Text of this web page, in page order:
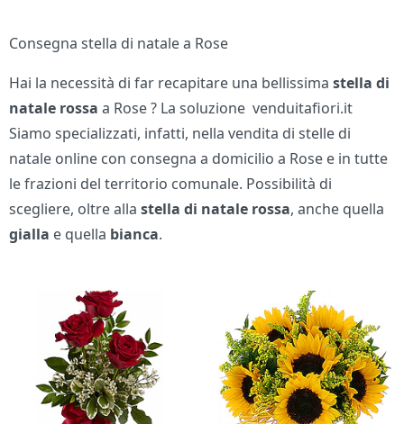
Consegna stella di natale a Rose
Hai la necessità di far recapitare una bellissimastella di
natale rossa a Rose ? La soluzione venduitafiori.it
Siamo specializzati, infatti, nella vendita di stelle di
natale online con consegna a domicilio a Rose e in tutte
le frazioni del territorio comunale. Possibilità di
scegliere, oltre allastella di natale rossa, anche quella
gialla e quella bianca.
Bouquet di fiori